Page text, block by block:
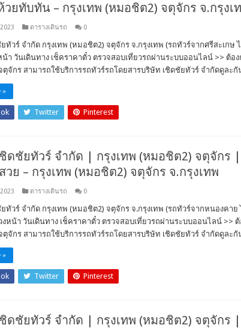
วยทับทัน – กรุงเทพ (หมอชิต2) จตุจักร จ.กรุงเ
ตารางเดินรถ 0
ทัวร์ จำกัด กรุงเทพ (หมอชิต2) จตุจักร จ.กรุงเทพ (รถทัวร์จากศรีสะเกษ
า วันเดินทาง เช็คราคาตั๋ว ตรวจสอบเที่ยวรถผ่านระบบออนไลน์ >> ต้อง
จักร สามารถใช้บริการรถทัวร์รถโดยสารบริษัท เชิดชัยทัวร์ จำกัดดูละกั
»
Twitter Pinterest
ดชัยทัวร์ จำกัด | กรุงเทพ (หมอชิต2) จตุจักร
วย – กรุงเทพ (หมอชิต2) จตุจักร จ.กรุงเทพ
ตารางเดินรถ 0
ทัวร์ จำกัด กรุงเทพ (หมอชิต2) จตุจักร จ.กรุงเทพ (รถทัวร์จากหนองคาย
งหน้า วันเดินทาง เช็คราคาตั๋ว ตรวจสอบเที่ยวรถผ่านระบบออนไลน์ >> ต้
จักร สามารถใช้บริการรถทัวร์รถโดยสารบริษัท เชิดชัยทัวร์ จำกัดดูละกั
»
Twitter Pinterest
ดชัยทัวร์ จำกัด | กรุงเทพ (หมอชิต2) จตุจักร